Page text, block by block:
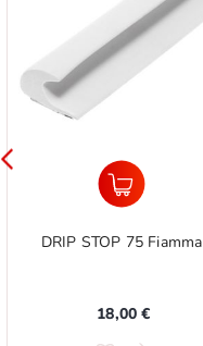
DRIP STOP 75 Fiamma
18,00 €